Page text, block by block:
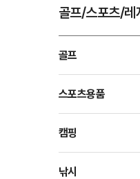
골프/스포츠/레
골프
스포츠용품
캠핑
낚시